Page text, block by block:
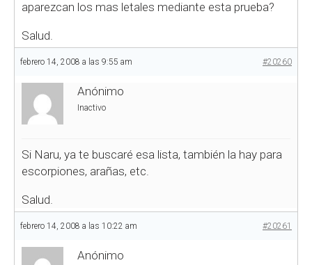
aparezcan los mas letales mediante esta prueba?
Salud.
febrero 14, 2008 a las 9:55 am #20260
Anónimo
Inactivo
Si Naru, ya te buscaré esa lista, también la hay para
escorpiones, arañas, etc.
Salud.
febrero 14, 2008 a las 10:22 am #20261
Anónimo